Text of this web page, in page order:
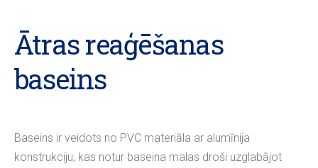
Ātras reaģēšanas
baseins
Baseins ir veidots no PVC materiāla ar alumīnija
konstrukciju, kas notur baseina malas droši uzglabājot